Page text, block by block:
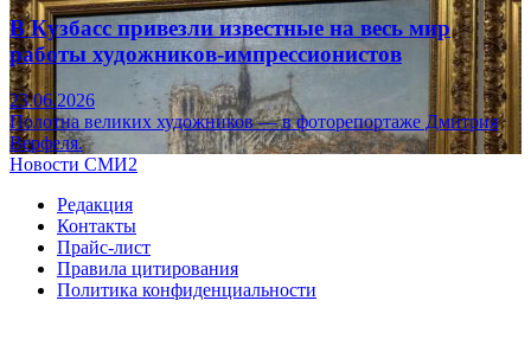
В Кузбасс привезли известные на весь мир
работы художников-импрессионистов
23.06.2026
Полотна великих художников — в фоторепортаже Дмитрия
Верфеля.
Новости СМИ2
Редакция
Контакты
Прайс-лист
Правила цитирования
Политика конфиденциальности